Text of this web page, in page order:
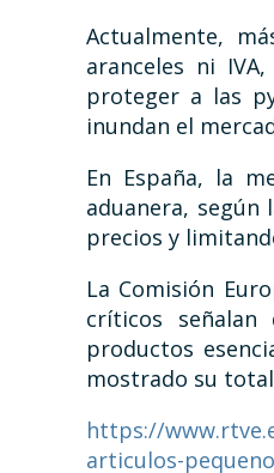
Actualmente,
aranceles ni
proteger a las
inundan el
En España, la
aduanera,
precios y
La Comisión
críticos señalan
productos
mostrado su
https://
articulos-